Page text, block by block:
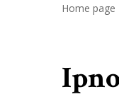
Home page